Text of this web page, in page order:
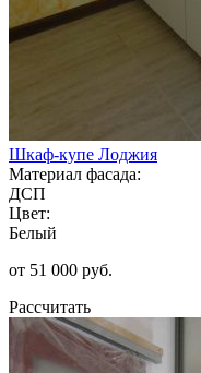
Шкаф-купе Лоджия
Материал фасада:
ДСП
Цвет:
Белый
от 51 000 руб.
Рассчитать